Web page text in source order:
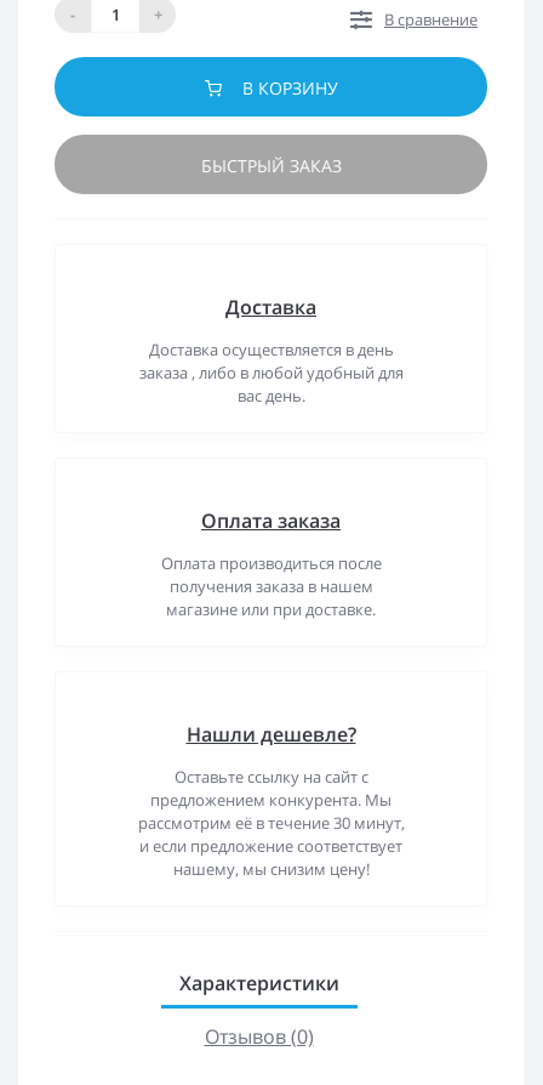
-
+
В сравнение
В КОРЗИНУ
БЫСТРЫЙ ЗАКАЗ
Доставка
Доставка осуществляется в день
заказа , либо в любой удобный для
вас день.
Оплата заказа
Оплата производиться после
получения заказа в нашем
магазине или при доставке.
Нашли дешевле?
Оставьте ссылку на сайт с
предложением конкурента. Мы
рассмотрим её в течение 30 минут,
и если предложение соответствует
нашему, мы снизим цену!
Характеристики
Отзывов (0)